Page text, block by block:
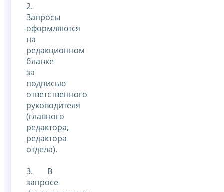
2.
Запросы
оформляются
на
редакционном
бланке
за
подписью
ответственного
руководителя
(главного
редактора,
редактора
отдела).
3. В
запросе